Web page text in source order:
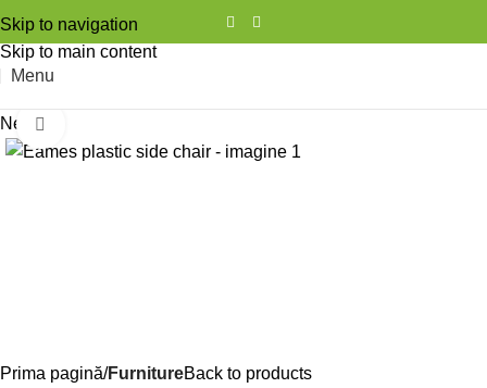
Skip to navigation
Skip to main content
Menu
New
Prima pagină FurnitureBack to products